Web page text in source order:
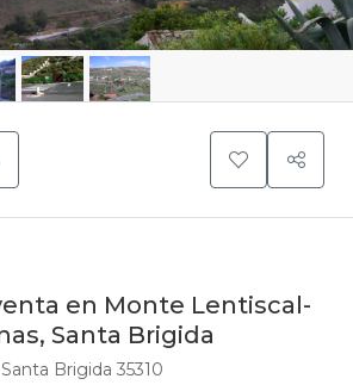
en Monte Lentiscal-
Santa Brigida
Brigida 35310